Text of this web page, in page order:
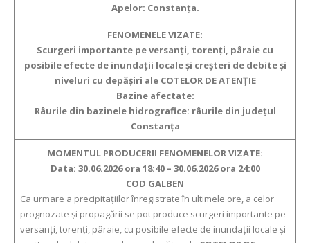
Apelor: Constanța.
FENOMENELE VIZATE:
Scurgeri importante pe versanţi, torenţi, pâraie cu
posibile efecte de inundaţii locale şi creşteri de debite şi
niveluri cu depăşiri ale COTELOR DE ATENȚIE
Bazine afectate:
Râurile din bazinele hidrografice: râurile din județul
Constanța
MOMENTUL PRODUCERII FENOMENELOR VIZATE:
Data: 30.06.2026 ora 18:40 – 30.06.2026 ora 24:00
COD GALBEN
Ca urmare a precipitaţiilor înregistrate în ultimele ore, a celor
prognozate şi propagării se pot produce scurgeri importante pe
versanţi, torenţi, pâraie, cu posibile efecte de inundaţii locale şi